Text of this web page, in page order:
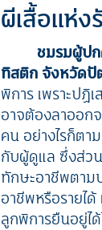
ผีเสื้อแห่ง
ชมรมผู้ป
ทิสติก จังหวัดปั
พิการ เพราะปฏิเ
อาจต้องลาออก
คน อย่างไรก็ต
กับผู้ดูแล ซึ่งส่ว
ทักษะอาชีพตาม
อาชีพหรือรายได้
ลูกพิการยืนอยู่ไ